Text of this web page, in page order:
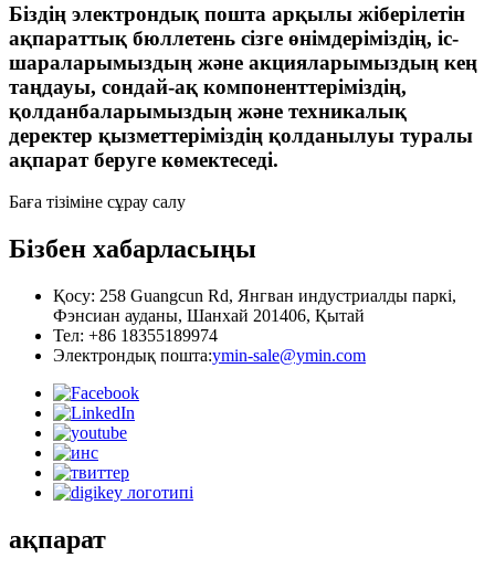
Біздің электрондық пошта арқылы жіберілетін
ақпараттық бюллетень сізге өнімдеріміздің, іс-
шараларымыздың және акцияларымыздың кең
таңдауы, сондай-ақ компоненттеріміздің,
қолданбаларымыздың және техникалық
деректер қызметтеріміздің қолданылуы туралы
ақпарат беруге көмектеседі.
Баға тізіміне сұрау салу
Бізбен хабарласыңы
Қосу: 258 Guangcun Rd, Янгван индустриалды паркі,
Фэнсиан ауданы, Шанхай 201406, Қытай
Тел: +86 18355189974
Электрондық пошта:ymin-sale@ymin.com
ақпарат